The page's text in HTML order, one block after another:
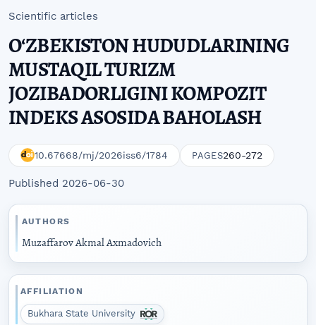
Scientific articles
OʻZBEKISTON HUDUDLARINING
MUSTAQIL TURIZM
JOZIBADORLIGINI KOMPOZIT
INDEKS ASOSIDA BAHOLASH
10.67668/mj/2026iss6/1784 PAGES260-272
Published 2026-06-30
AUTHORS
Muzaffarov Akmal Axmadovich
AFFILIATION
Bukhara State University